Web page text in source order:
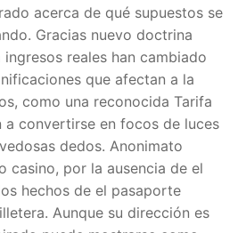
acerca de qué supuestos se
Gracias nuevo doctrina
reales han cambiado
que afectan a la
como una reconocida Tarifa
a convertirse en focos de luces
dedos. Anonimato
casino, por la ausencia de el
hechos de el pasaporte
Aunque su dirección es